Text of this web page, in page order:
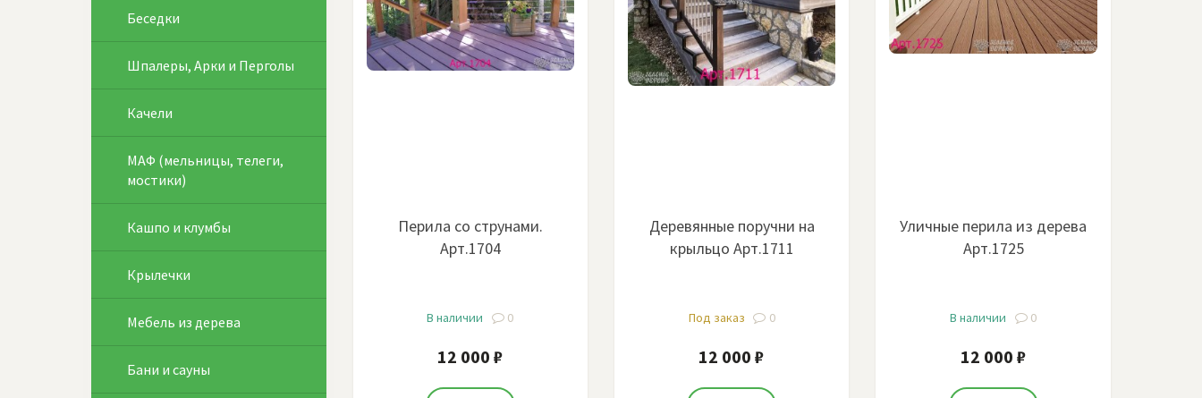
Перила со струнами.
Арт.1704
В наличии 0
12 000 ₽
Деревянные поручни на
крыльцо Арт.1711
Под заказ 0
12 000 ₽
Уличные перила из дерева
Арт.1725
В наличии 0
12 000 ₽
Беседки
Шпалеры, Арки и Перголы
Качели
МАФ (мельницы, телеги,
мостики)
Кашпо и клумбы
Крылечки
Мебель из дерева
Бани и сауны